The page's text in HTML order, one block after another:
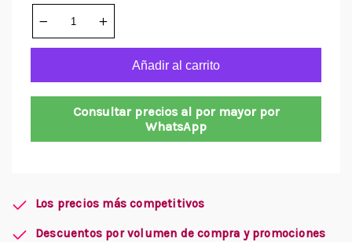
Añadir al carrito
Consultar precios al por mayor por
WhatsApp
Los precios más competitivos
Descuentos por volumen de compra y promociones